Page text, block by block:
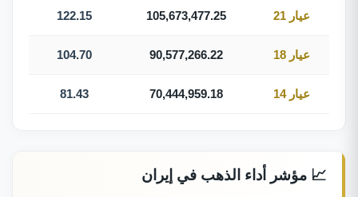
عيار 21 105,673,477.25
122.15
عيار 18 90,577,266.22
104.70
عيار 14 70,444,959.18
81.43
📈 مؤشر أداء الذهب في إيران